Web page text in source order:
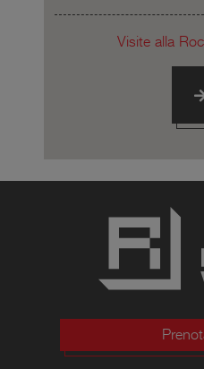
Visite alla